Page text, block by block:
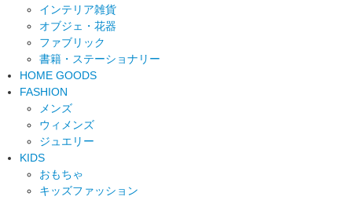
インテリア雑貨
オブジェ・花器
ファブリック
書籍・ステーショナリー
HOME GOODS
FASHION
メンズ
ウィメンズ
ジュエリー
KIDS
おもちゃ
キッズファッション